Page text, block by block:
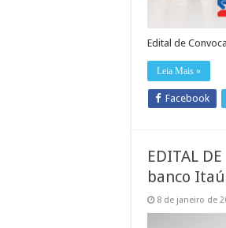
Edital de
Leia Mais »
Facebook
EDITAL
banco Itaú
8 de janeiro de